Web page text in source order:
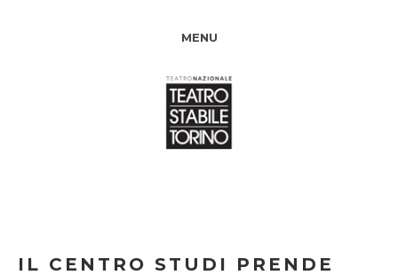
MENU
IL CENTRO STUDI PRENDE